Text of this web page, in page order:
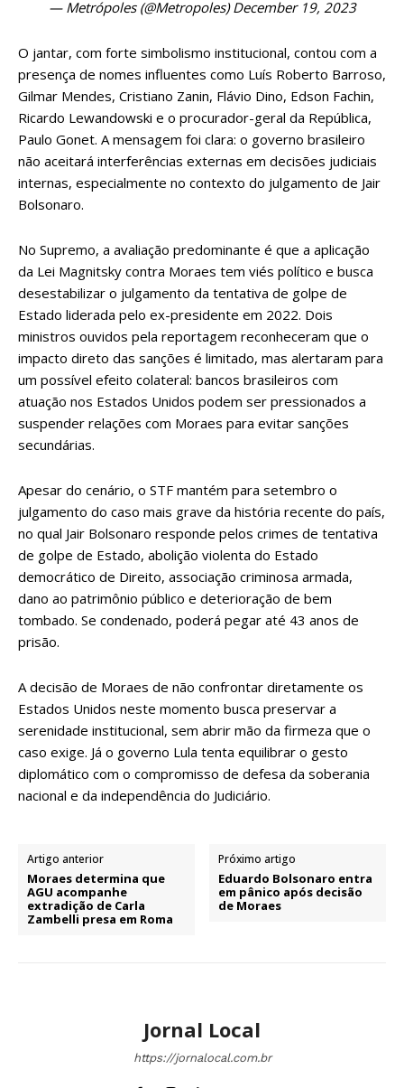
— Metrópoles (@Metropoles)December 19, 2023
O jantar, com forte simbolismo institucional, contou com a
presença de nomes influentes como Luís Roberto Barroso,
Gilmar Mendes, Cristiano Zanin, Flávio Dino, Edson Fachin,
Ricardo Lewandowski e o procurador-geral da República,
Paulo Gonet. A mensagem foi clara: o governo brasileiro
não aceitará interferências externas em decisões judiciais
internas, especialmente no contexto do julgamento de Jair
Bolsonaro.
No Supremo, a avaliação predominante é que a aplicação
da Lei Magnitsky contra Moraes tem viés político e busca
desestabilizar o julgamento da tentativa de golpe de
Estado liderada pelo ex-presidente em 2022. Dois
ministros ouvidos pela reportagem reconheceram que o
impacto direto das sanções é limitado, mas alertaram para
um possível efeito colateral: bancos brasileiros com
atuação nos Estados Unidos podem ser pressionados a
suspender relações com Moraes para evitar sanções
secundárias.
Apesar do cenário, o STF mantém para setembro o
julgamento do caso mais grave da história recente do país,
no qual Jair Bolsonaro responde pelos crimes de tentativa
de golpe de Estado, abolição violenta do Estado
democrático de Direito, associação criminosa armada,
dano ao patrimônio público e deterioração de bem
tombado. Se condenado, poderá pegar até 43 anos de
prisão.
A decisão de Moraes de não confrontar diretamente os
Estados Unidos neste momento busca preservar a
serenidade institucional, sem abrir mão da firmeza que o
caso exige. Já o governo Lula tenta equilibrar o gesto
diplomático com o compromisso de defesa da soberania
nacional e da independência do Judiciário.
Artigo anterior
Moraes determina que
AGU acompanhe
extradição de Carla
Zambelli presa em Roma
Próximo artigo
Eduardo Bolsonaro entra
em pânico após decisão
de Moraes
Jornal Local
https://jornalocal.com.br